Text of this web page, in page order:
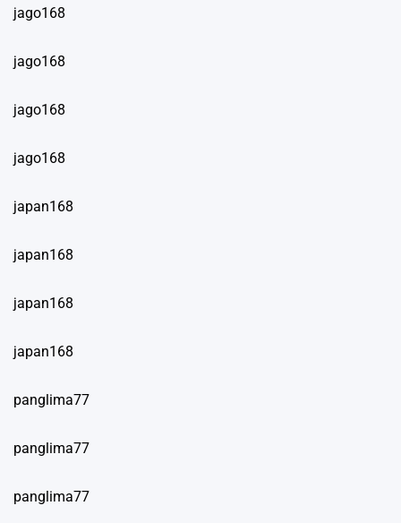
jago168
jago168
jago168
jago168
japan168
japan168
japan168
japan168
panglima77
panglima77
panglima77